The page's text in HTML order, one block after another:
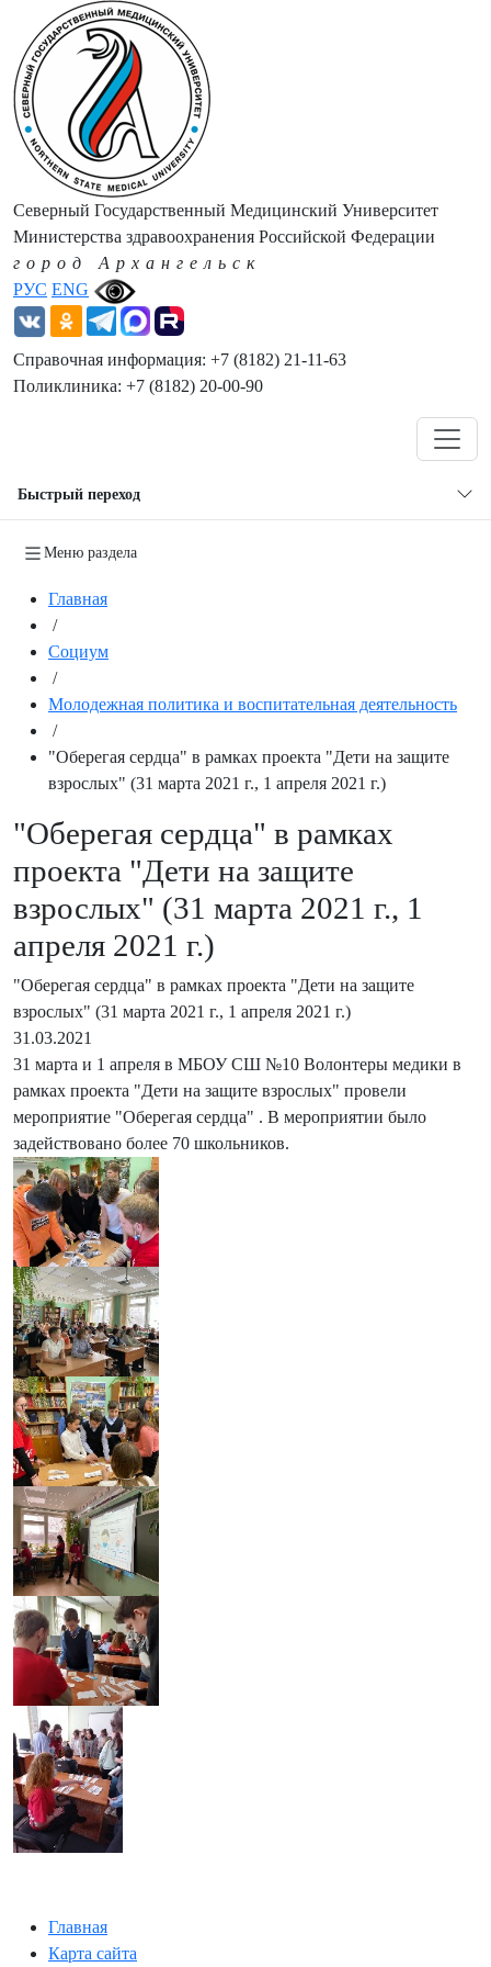
РУС ENG
Северный Государственный Медицинский Университет
Министерства здравоохранения Российской Федерации
город Архангельск
Справочная информация: +7 (8182) 21-11-63
Поликлиника: +7 (8182) 20-00-90
Быстрый переход
Меню раздела
Главная
/
Социум
/
Молодежная политика и воспитательная деятельность
/
"Оберегая сердца" в рамках проекта "Дети на защите
взрослых" (31 марта 2021 г., 1 апреля 2021 г.)
"Оберегая сердца" в рамках
проекта "Дети на защите
взрослых" (31 марта 2021 г., 1
апреля 2021 г.)
"Оберегая сердца" в рамках проекта "Дети на защите
взрослых" (31 марта 2021 г., 1 апреля 2021 г.)
31.03.2021
31 марта и 1 апреля в МБОУ СШ №10 Волонтеры медики в
рамках проекта "Дети на защите взрослых" провели
мероприятие "Оберегая сердца" . В мероприятии было
задействовано более 70 школьников.
Главная
Карта сайта